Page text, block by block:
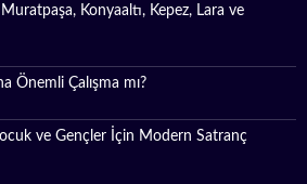
Konyaaltı, Kepez, Lara ve
Önemli Çalışma mı?
ve Gençler İçin Modern Satranç